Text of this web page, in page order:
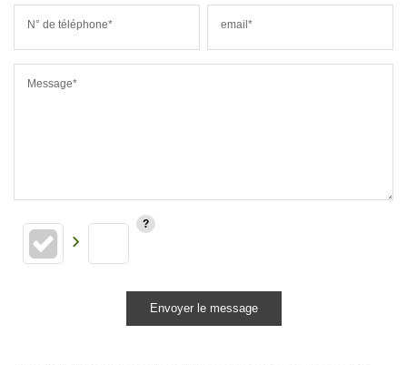
N° de téléphone* email*
Message*
Envoyer le message